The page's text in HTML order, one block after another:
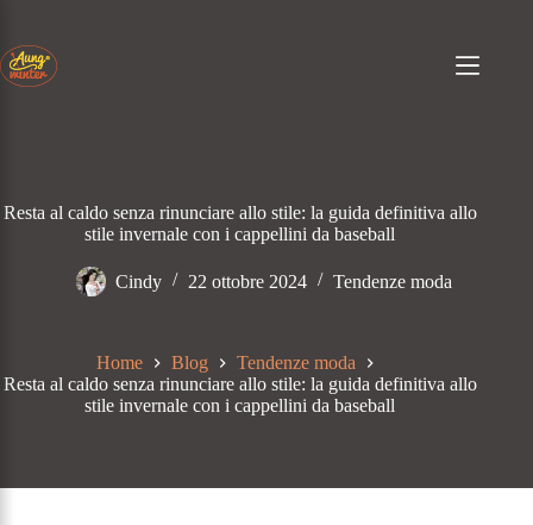
contenuto
Resta al caldo senza rinunciare allo stile: la guida definitiva allo
stile invernale con i cappellini da baseball
Cindy 22 ottobre 2024 Tendenze moda
Home Blog
Tendenze moda
Resta al caldo senza rinunciare allo stile: la guida definitiva allo
stile invernale con i cappellini da baseball